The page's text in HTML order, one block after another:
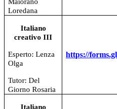
Loredana
Italiano
creativo III
Esperto: Lenza
Olga
Tutor: Del
Giorno Rosaria
https://
Italiano